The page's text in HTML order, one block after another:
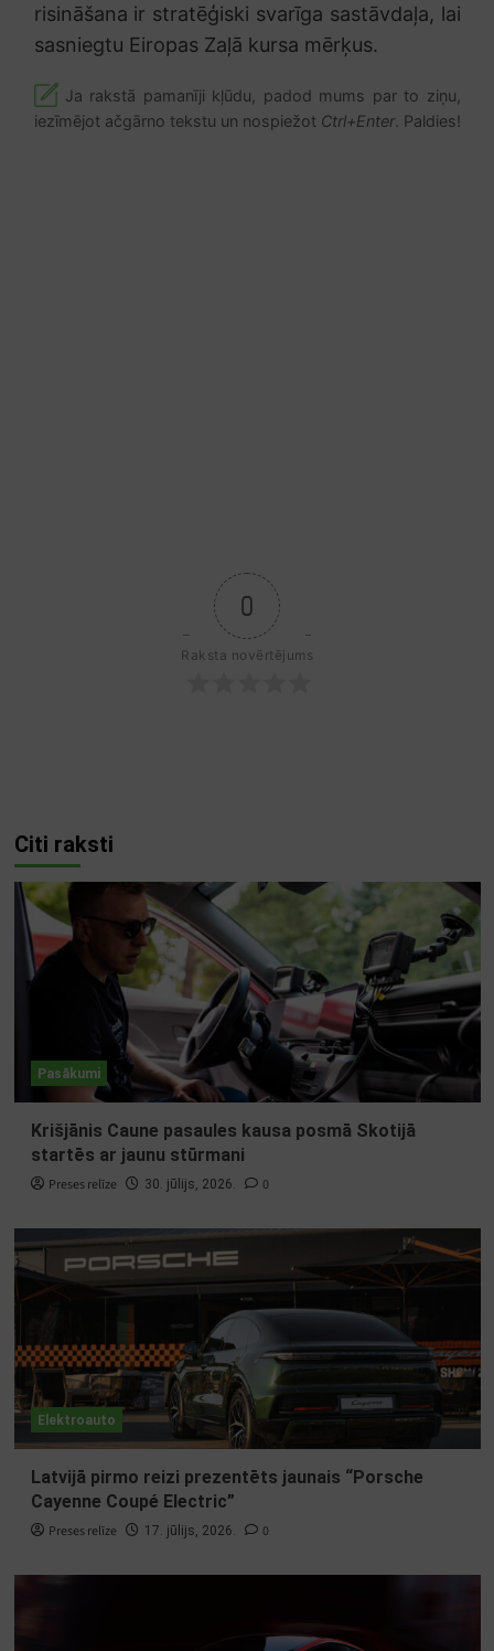
risināšana ir stratēģiski svarīga sastāvdaļa, lai
sasniegtu Eiropas Zaļā kursa mērķus.
Ja rakstā pamanīji kļūdu, padod mums par to ziņu,
iezīmējot ačgārno tekstu un nospiežot Ctrl+Enter. Paldies!
0
Raksta novērtējums
Citi raksti
Pasākumi
Krišjānis Caune pasaules kausa posmā Skotijā
startēs ar jaunu stūrmani
Preses relīze 30. jūlijs, 2026. 0
Elektroauto
Latvijā pirmo reizi prezentēts jaunais “Porsche
Cayenne Coupé Electric”
Preses relīze 17. jūlijs, 2026. 0